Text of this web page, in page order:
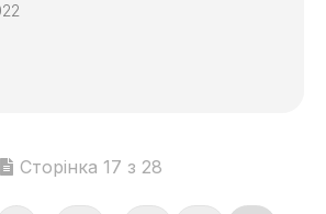
Сторінка 17 з 28